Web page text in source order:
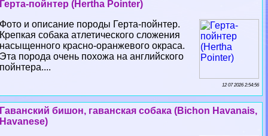
Герта-пойнтер (Hertha Pointer)
Фото и описание породы Герта-пойнтер.
Крепкая собака атлетического сложения
насыщенного красно-оранжевого окраса.
Эта порода очень похожа на английского
пойнтера....
12 07 2026 2:54:56
Гаванский бишон, гаванская собака (Bichon Havanais,
Havanese)